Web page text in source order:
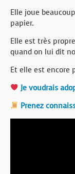
Elle joue
papier.
Elle est très
quand on lui dit
Et elle est encore
Je voudrais
Prenez